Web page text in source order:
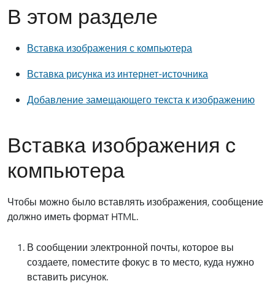
В этом разделе
Вставка изображения с компьютера
Вставка рисунка из интернет-источника
Добавление замещающего текста к изображению
Вставка изображения с
компьютера
Чтобы можно было вставлять изображения, сообщение
должно иметь формат HTML.
В сообщении электронной почты, которое вы
создаете, поместите фокус в то место, куда нужно
вставить рисунок.